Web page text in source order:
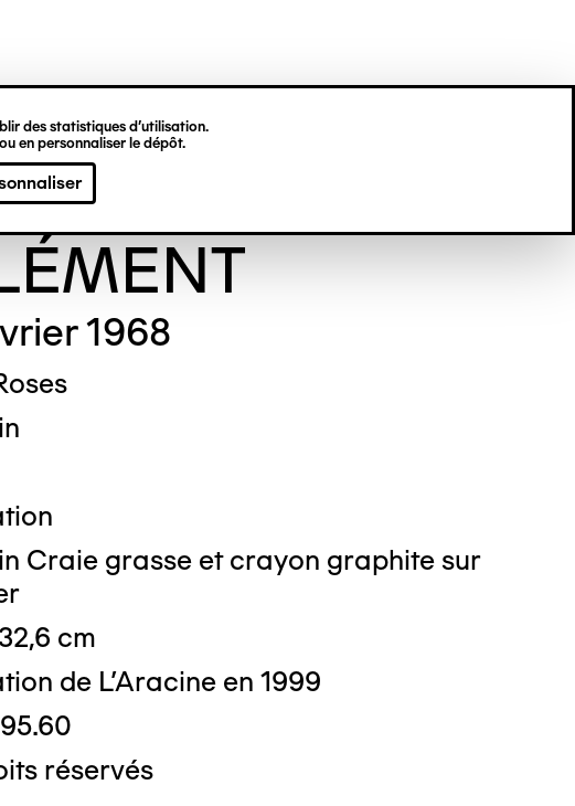
des statistiques d’utilisation.
en personnaliser le dépôt.
1968
Craie grasse et crayon graphite sur
cm
de L'Aracine en 1999
réservés